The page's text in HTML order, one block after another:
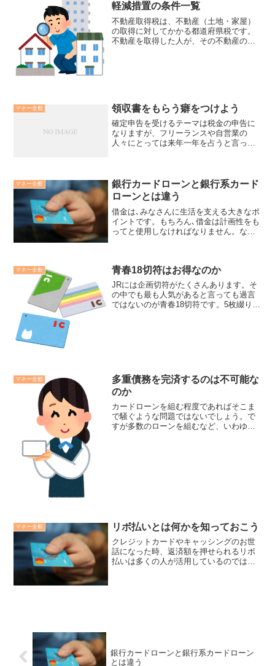
軽減措置の条件一覧
不動産取得税は、不動産（土地・家屋）
の取得に対してかかる都道府県税です。
不動産を取得した人が、その不動産の所
マネー全般 領収書をもらう癖をつけよう
確定申告を受けるテーマは税金の申告に
なりますが、フリーランスや自営業の
人々にとっては来年一年を占うと言って
は出来る限り節税をと思うも...
マネー全般
銀行カードローンと銀行系カード
ローンとは違う
借金は､みなさんに生活を支える大きなポ
イントです。もちろん､借金は計画性をも
ってと使用しなければなりません。なぜ
す。ただし､借りる...
マネー全般 青春18切符はお得なのか
JRには企画切符がたくさんあります。そ
の中でも最も人気があると言っても過言
ではないのが青春18切符です。5枚綴りで
マネー全般
多重債務を完済するのは不可能な
のか
カードローンを組む程度であればそこま
で騒ぐような問題ではないでしょう。で
すが多数のローンを組むなど、いわゆる
マネー全般 リボ払いとは何かを知っておこう
クレジットカードやキャッシングのお世
話になった時、返済額を押せられるリボ
払いは多くの人が活用しているのではな
銀行カードローンと銀行系カードローン
とは違う